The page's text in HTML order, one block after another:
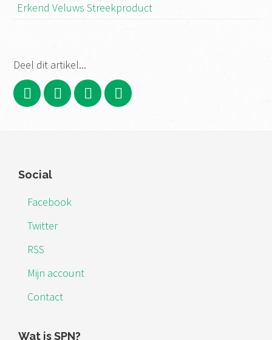
Erkend Veluws Streekproduct
Deel dit artikel...
Footer
Social
Facebook
Twitter
RSS
Mijn account
Contact
Wat is SPN?